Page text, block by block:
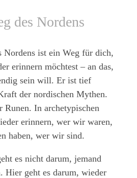
des Nordens
Nordens ist ein Weg für dich,
erinnern möchtest – an das,
sein will. Er ist tief
der nordischen Mythen.
Runen. In archetypischen
erinnern, wer wir waren,
haben, wer wir sind.
es nicht darum, jemand
Hier geht es darum, wieder